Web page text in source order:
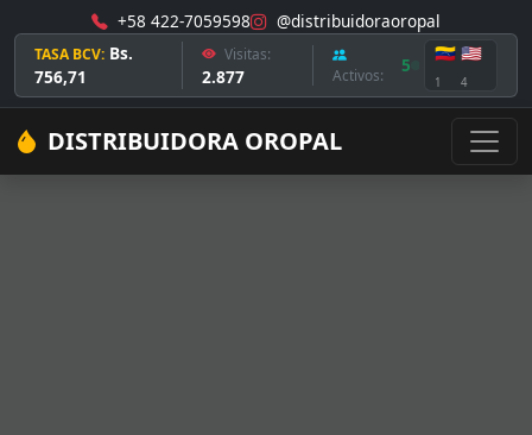
+58 422-7059598 @distribuidoraoropal
TASA BCV: Bs.
756,71
Visitas:
2.877 Activos: 5
🇻🇪
1
🇺🇸
4
DISTRIBUIDORA OROPAL